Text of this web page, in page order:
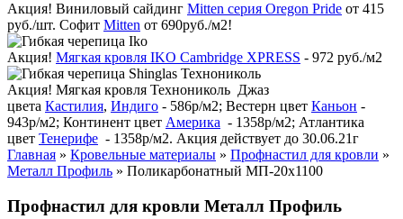
Акция! Виниловый сайдинг Mitten серия Oregon Pride от 415
руб./шт. Софит Mitten от 690руб./м2!
Акция! Мягкая кровля IKO Cambridge XPRESS - 972 руб./м2
Акция! Мягкая кровля Технониколь Джаз
цвета Кастилия, Индиго - 586р/м2; Вестерн цвет Каньон -
943р/м2; Континент цвет Америка - 1358р/м2; Атлантика
цвет Тенерифе - 1358р/м2. Акция действует до 30.06.21г
Главная » Кровельные материалы » Профнастил для кровли »
Металл Профиль » Поликарбонатный МП-20х1100
Профнастил для кровли Металл Профиль